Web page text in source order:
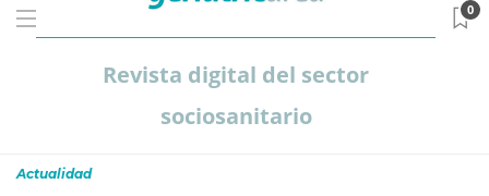
Revista digital del sector
sociosanitario
0
Actualidad